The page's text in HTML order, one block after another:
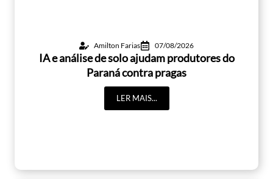
Amilton Farias 07/08/2026
IA e análise de solo ajudam produtores do
Paraná contra pragas
LER MAIS...